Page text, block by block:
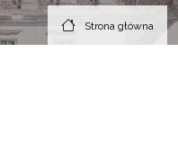
Strona główna